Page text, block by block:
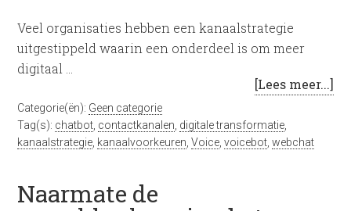
Veel organisaties hebben een kanaalstrategie
uitgestippeld waarin een onderdeel is om meer
digitaal …
[Lees meer...]
Categorie(ën): Geen categorie
Tag(s): chatbot contactkanalen digitale transformatie
kanaalstrategie kanaalvoorkeuren ,Voice ,voicebot ,webchat
Naarmate de